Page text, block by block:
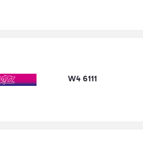
W4 6111